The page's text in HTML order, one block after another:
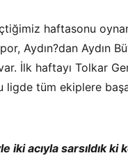
haftasonu
Aydın?dan Aydın
İlk haftayı Tolkar
ligde tüm ekiplere
acıyla sarsıldık ki